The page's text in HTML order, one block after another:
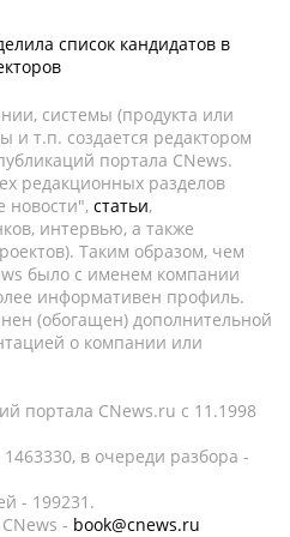
список кандидатов в
системы (продукта или
и т.п. создается редактором
портала CNews.
редакционных разделов
новости", статьи,
интервью, а также
Таким образом, чем
было с именем компании
информативен профиль.
(обогащен) дополнительной
о компании или
портала CNews.ru c 11.1998
в очереди разбора -
- 199231.
- book@cnews.ru